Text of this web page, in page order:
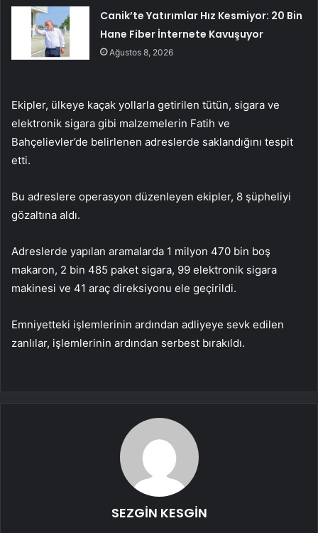
Canik’te Yatırımlar Hız Kesmiyor: 20 Bin
Hane Fiber İnternete Kavuşuyor
Ağustos 8, 2026
Ekipler, ülkeye kaçak yollarla getirilen tütün, sigara ve
elektronik sigara gibi malzemelerin Fatih ve
Bahçelievler’de belirlenen adreslerde saklandığını tespit
etti.
Bu adreslere operasyon düzenleyen ekipler, 8 şüpheliyi
gözaltına aldı.
Adreslerde yapılan aramalarda 1 milyon 470 bin boş
makaron, 2 bin 485 paket sigara, 99 elektronik sigara
makinesi ve 41 araç direksiyonu ele geçirildi.
Emniyetteki işlemlerinin ardından adliyeye sevk edilen
zanlılar, işlemlerinin ardından serbest bırakıldı.
SEZGİN KESGİN